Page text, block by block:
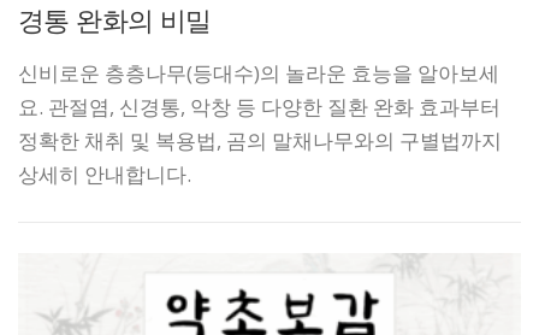
경통 완화의 비밀
신비로운 층층나무(등대수)의 놀라운 효능을 알아보세
요. 관절염, 신경통, 악창 등 다양한 질환 완화 효과부터
정확한 채취 및 복용법, 곰의 말채나무와의 구별법까지
상세히 안내합니다.